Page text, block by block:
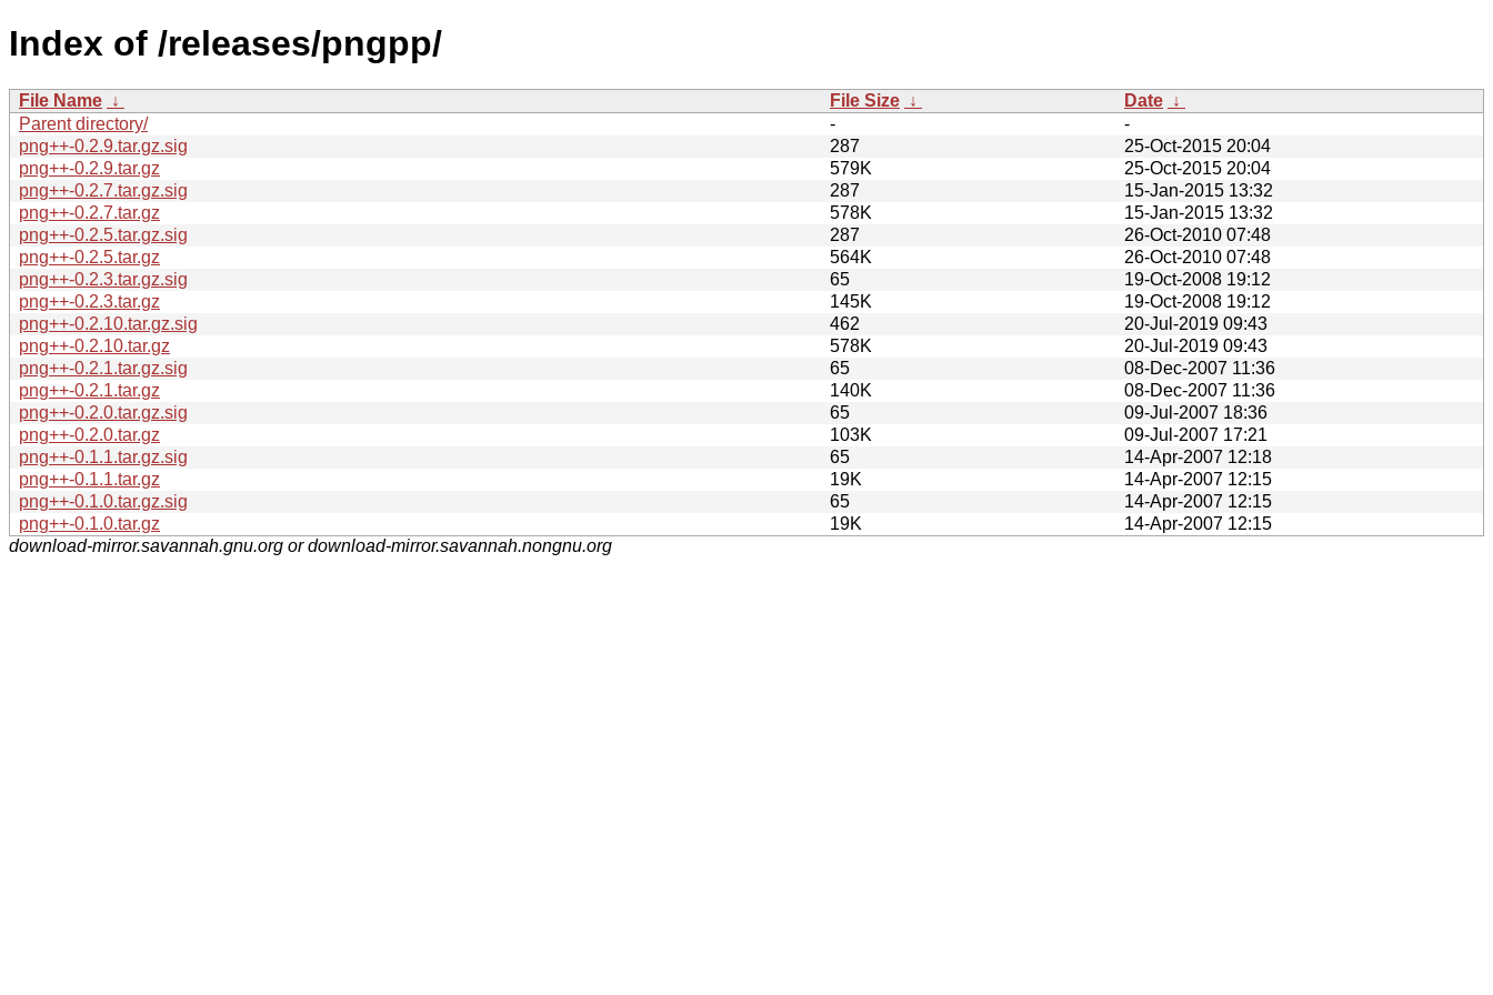
Index of /releases/pngpp/
File Name ↓ File Size ↓ Date ↓
Parent directory/
-
-
png++-0.2.9.tar.gz.sig
287
25-Oct-2015 20:04
png++-0.2.9.tar.gz
579K
25-Oct-2015 20:04
png++-0.2.7.tar.gz.sig
287
15-Jan-2015 13:32
png++-0.2.7.tar.gz
578K
15-Jan-2015 13:32
png++-0.2.5.tar.gz.sig
287
26-Oct-2010 07:48
png++-0.2.5.tar.gz
564K
26-Oct-2010 07:48
png++-0.2.3.tar.gz.sig
65
19-Oct-2008 19:12
png++-0.2.3.tar.gz
145K
19-Oct-2008 19:12
png++-0.2.10.tar.gz.sig
462
20-Jul-2019 09:43
png++-0.2.10.tar.gz
578K
20-Jul-2019 09:43
png++-0.2.1.tar.gz.sig
65
08-Dec-2007 11:36
png++-0.2.1.tar.gz
140K
08-Dec-2007 11:36
png++-0.2.0.tar.gz.sig
65
09-Jul-2007 18:36
png++-0.2.0.tar.gz
103K
09-Jul-2007 17:21
png++-0.1.1.tar.gz.sig
65
14-Apr-2007 12:18
png++-0.1.1.tar.gz
19K
14-Apr-2007 12:15
png++-0.1.0.tar.gz.sig
65
14-Apr-2007 12:15
png++-0.1.0.tar.gz
19K
14-Apr-2007 12:15
download-mirror.savannah.gnu.org or download-mirror.savannah.nongnu.org